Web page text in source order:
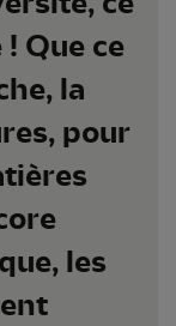
Que ce
la
pour
les